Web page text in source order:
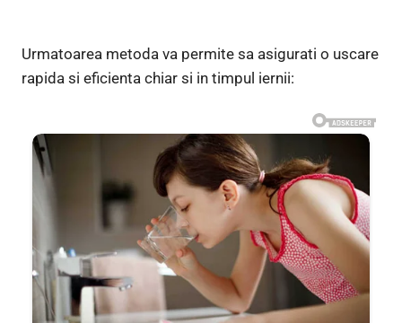
Urmatoarea metoda va permite sa asigurati o uscare
rapida si eficienta chiar si in timpul iernii: